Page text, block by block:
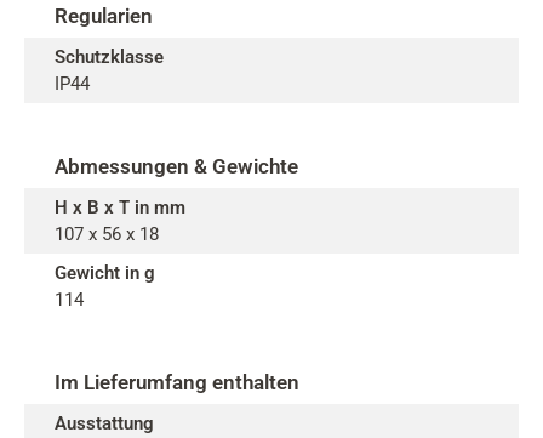
Regularien
Schutzklasse
IP44
Abmessungen & Gewichte
H x B x T in mm
107 x 56 x 18
Gewicht in g
114
Im Lieferumfang enthalten
Ausstattung